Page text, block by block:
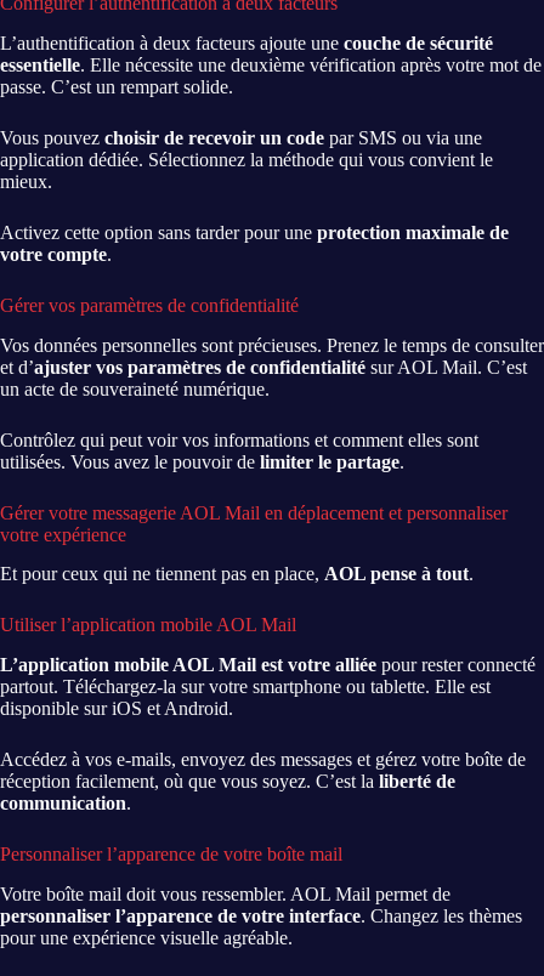
L’authentification à deux facteurs ajoute une couche de sécurité
essentielle. Elle nécessite une deuxième vérification après votre mot de
passe. C’est un rempart solide.
Vous pouvez choisir de recevoir un code par SMS ou via une
application dédiée. Sélectionnez la méthode qui vous convient le
mieux.
Activez cette option sans tarder pour une protection maximale de
votre compte.
Gérer vos paramètres de confidentialité
Vos données personnelles sont précieuses. Prenez le temps de consulter
et d’ajuster vos paramètres de confidentialité sur AOL Mail. C’est
un acte de souveraineté numérique.
Contrôlez qui peut voir vos informations et comment elles sont
utilisées. Vous avez le pouvoir de limiter le partage.
Gérer votre messagerie AOL Mail en déplacement et personnaliser
votre expérience
Et pour ceux qui ne tiennent pas en place, AOL pense à tout.
Utiliser l’application mobile AOL Mail
L’application mobile AOL Mail est votre alliée pour rester connecté
partout. Téléchargez-la sur votre smartphone ou tablette. Elle est
disponible sur iOS et Android.
Accédez à vos e-mails, envoyez des messages et gérez votre boîte de
réception facilement, où que vous soyez. C’est la liberté de
communication.
Personnaliser l’apparence de votre boîte mail
Votre boîte mail doit vous ressembler. AOL Mail permet de
personnaliser l’apparence de votre interface. Changez les thèmes
pour une expérience visuelle agréable.